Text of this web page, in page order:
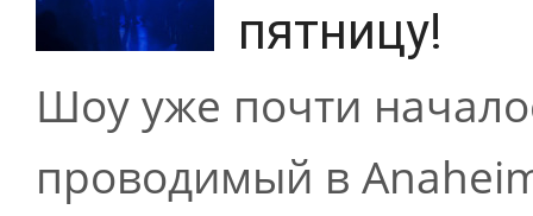
пятницу!
Шоу уже почти
проводимый в